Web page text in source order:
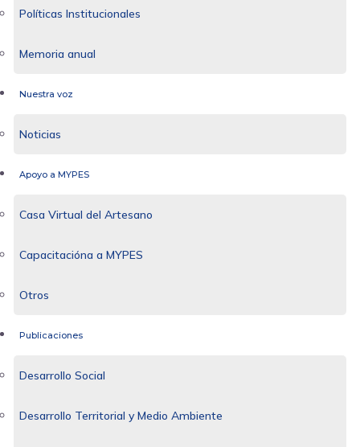
Políticas Institucionales
Memoria anual
Nuestra voz
Noticias
Apoyo a MYPES
Casa Virtual del Artesano
Capacitacióna a MYPES
Otros
Publicaciones
Desarrollo Social
Desarrollo Territorial y Medio Ambiente